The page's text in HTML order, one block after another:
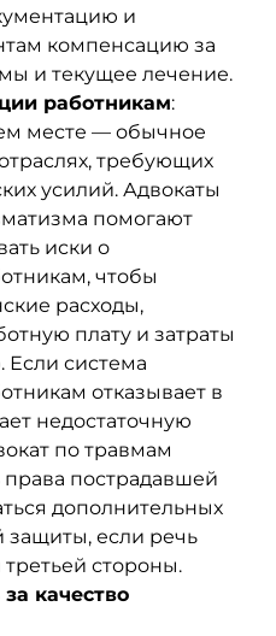
и
компенсацию за
и текущее лечение.
работникам:
месте — обычное
требующих
усилий. Адвокаты
помогают
иски о
чтобы
расходы,
плату и затраты
Если система
отказывает в
недостаточную
по травмам
права пострадавшей
дополнительных
защиты, если речь
третьей стороны.
качество